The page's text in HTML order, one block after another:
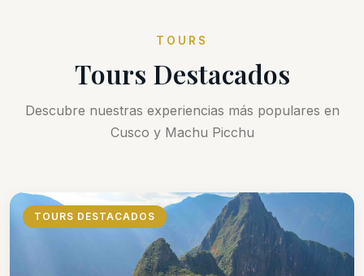
TOURS
Tours Destacados
Descubre nuestras experiencias más populares en
Cusco y Machu Picchu
TOURS DESTACADOS